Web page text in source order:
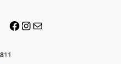
Facebook
Instagram
E-mail